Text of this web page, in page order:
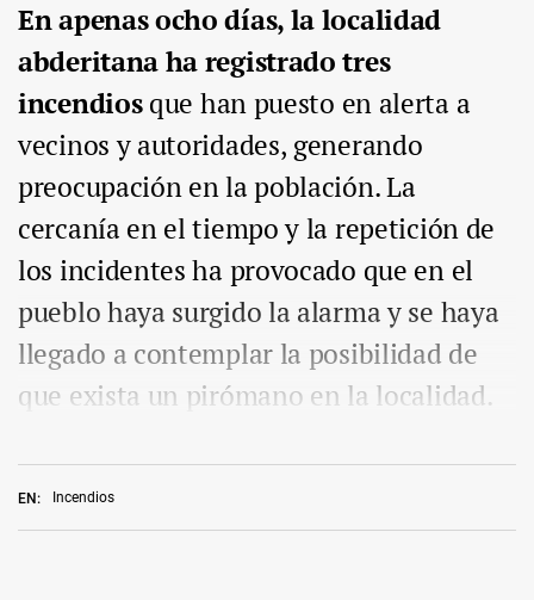
EN: Incendios
En apenas ocho días, la localidad
abderitana ha registrado tres
incendiosque han puesto en alerta a
vecinos y autoridades, generando
preocupación en la población. La
cercanía en el tiempo y la repetición de
los incidentes ha provocado que en el
pueblo haya surgido la alarma y se haya
llegado a contemplar la posibilidad de
que exista un pirómano en la localidad.